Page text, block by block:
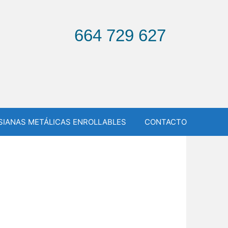
664 729 627
METÁLICAS ENROLLABLES CONTACTO